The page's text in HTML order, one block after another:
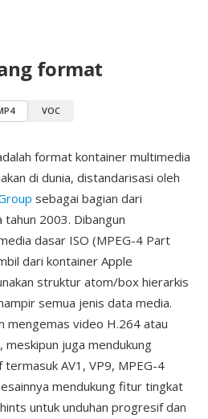
format
VOC
format kontainer multimedia
di dunia, distandarisasi oleh
sebagai bagian dari
2003. Dibangun
dasar ISO (MPEG-4 Part
dari kontainer Apple
struktur atom/box hierarkis
semua jenis data media.
mengemas video H.264 atau
meskipun juga mendukung
AV1, VP9, MPEG-4
mendukung fitur tingkat
untuk unduhan progresif dan